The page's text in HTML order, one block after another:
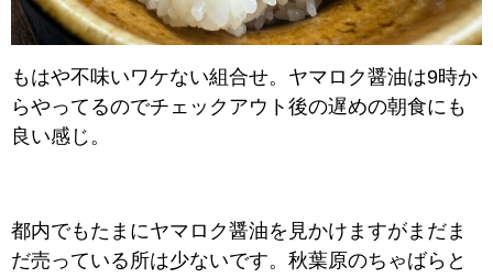
もはや不味いワケない組合せ。ヤマロク醤油は9時か
らやってるのでチェックアウト後の遅めの朝食にも
良い感じ。
都内でもたまにヤマロク醤油を見かけますがまだま
だ売っている所は少ないです。秋葉原のちゃばらと